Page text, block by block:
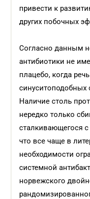
привести к
других побочных
Согласно данным
антибиотики не
плацебо, когда
синуситоподобных
Наличие столь
нередко только
сталкивающегося
что все чаще в
необходимости
системной
норвежского